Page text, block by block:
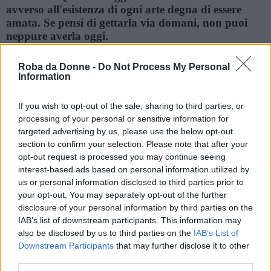
Roba da Donne - Do Not Process My Personal
Information
If you wish to opt-out of the sale, sharing to third parties, or
processing of your personal or sensitive information for
targeted advertising by us, please use the below opt-out
section to confirm your selection. Please note that after your
opt-out request is processed you may continue seeing
interest-based ads based on personal information utilized by
us or personal information disclosed to third parties prior to
your opt-out. You may separately opt-out of the further
disclosure of your personal information by third parties on the
IAB’s list of downstream participants. This information may
also be disclosed by us to third parties on the IAB’s List of
Downstream Participants that may further disclose it to other
avverso all'esistenza di ogni arte degna di essere
amata. Se pensi di gettarla via domani, non puoi
neppure averla oggi.
Questa furia per la visione di nuove cose dalla quale
dal fatto che tutto è divenuto oggetto di commercio,
è ancora di più la conseguenza della nostra sete per
l'opera drammatica anziché per quella classica.
Perché quando noi siamo interessati alla bellezza di
qualcosa, quanto più spesso la vediamo tanto
meglio.
Quando il desiderio del cangiamento diviene la cosa
principale, quando non curiamo altro che nuovi
suoni, nuove immagini e nuove scene, allora è
perduta per noi ogni capacità di godere della
Natura e dell'Arte ed ha preso il suo posto un
fanciullesco amore per i giocattoli.